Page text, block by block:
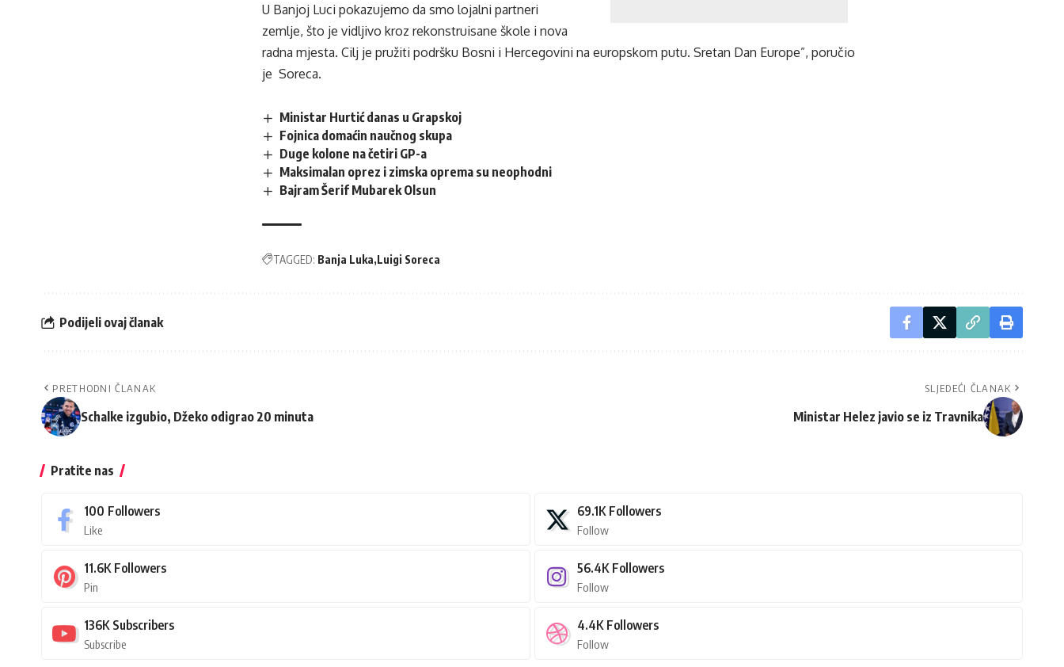
U Banjoj Luci pokazujemo da smo lojalni partneri
zemlje, što je vidljivo kroz rekonstruisane škole i nova
radna mjesta. Cilj je pružiti podršku Bosni i Hercegovini na europskom putu. Sretan Dan Europe”, poručio
je Soreca.
Ministar Hurtić danas u Grapskoj
Fojnica domaćin naučnog skupa
Duge kolone na četiri GP-a
Maksimalan oprez i zimska oprema su neophodni
Bajram Šerif Mubarek Olsun
TAGGED: Banja Luka Luigi Soreca
Podijeli ovaj članak
PRETHODNI ČLANAK
Schalke izgubio, Džeko odigrao 20 minuta
SLJEDEĆI ČLANAK
Ministar Helez javio se iz Travnika
Pratite nas
100 Followers
Like
69.1K Followers
Follow
11.6K Followers
Pin
56.4K Followers
Follow
136K Subscribers
Subscribe
4.4K Followers
Follow